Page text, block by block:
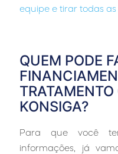
equipe e tirar todas as
QUEM PODE
KONSIGA?
Para que você
informações, já